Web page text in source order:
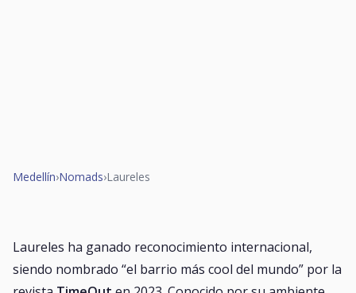
Medellín›Nomads›Laureles
Laureles ha ganado reconocimiento internacional,
siendo nombrado “el barrio más cool del mundo” por la